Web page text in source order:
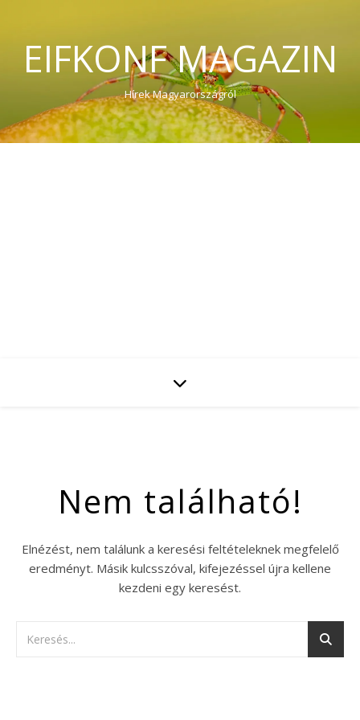
EIFKONF MAGAZIN
Hírek Magyarországról
Nem található!
Elnézést, nem találunk a keresési feltételeknek megfelelő
eredményt. Másik kulcsszóval, kifejezéssel újra kellene
kezdeni egy keresést.